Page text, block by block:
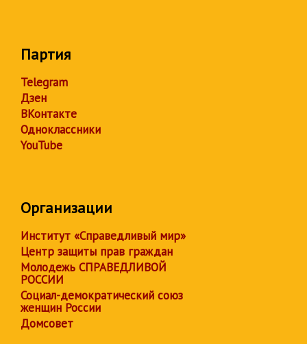
Партия
Telegram
Дзен
ВКонтакте
Одноклассники
YouTube
Организации
Институт «Справедливый мир»
Центр защиты прав граждан
Молодежь СПРАВЕДЛИВОЙ
РОССИИ
Социал-демократический союз
женщин России
Домсовет